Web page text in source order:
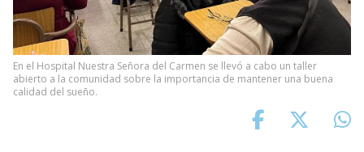
En el Hospital Nuestra Señora del Carmen se llevó a cabo un taller
abierto a la comunidad sobre la importancia de mantener una buena
calidad del sueño.